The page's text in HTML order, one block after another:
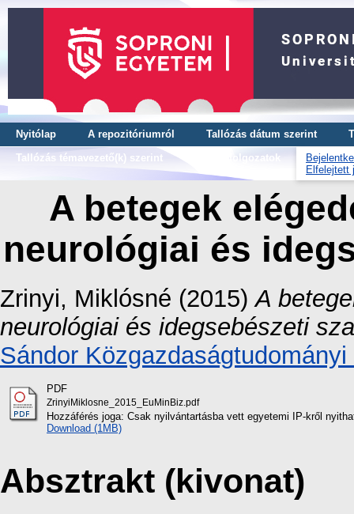
Nyitólap A repozitóriumról Tallózás dátum szerint
Tallózás témavezető(k) szerint
OTDK dolgozatok
Elfelejtett
A betegek
neurológiai és
Zrinyi, Miklósné (2015)A
neurológiai és idegsebészeti
Sándor
PDF
ZrinyiMiklosne_2015_EuMinBiz.pdf
Hozzáférés joga: Csak nyilvántartásba vett egyetemi IP-kről
Download (1MB)
Absztrakt (kivonat)